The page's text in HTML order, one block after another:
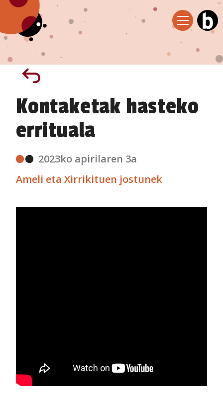
Kontaketak hasteko
errituala
2023ko apirilaren 3a
Ameli eta Xirrikituen jostunek